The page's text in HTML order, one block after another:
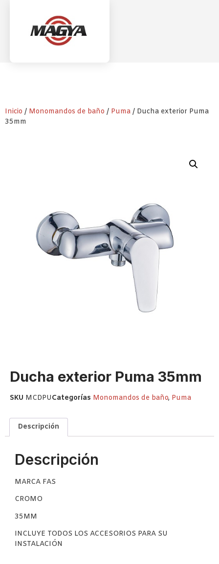
Inicio / Monomandos de baño / Puma / Ducha exterior Puma
35mm
Ducha exterior Puma 35mm
SKU MCDPUCategorías Monomandos de baño, Puma
Descripción
Descripción
MARCA FAS
CROMO
35MM
INCLUYE TODOS LOS ACCESORIOS PARA SU
INSTALACIÓN